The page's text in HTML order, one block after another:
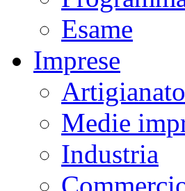
Esame
Imprese
Artigianato
Medie
Industria